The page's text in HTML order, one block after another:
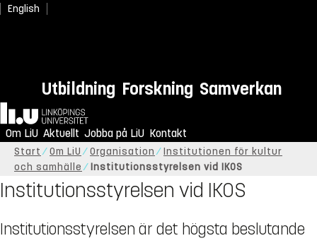
English
Utbildning Forskning Samverkan
Hem
Om LiU Aktuellt Jobba på LiU Kontakt
Start Om LiU Organisation
Institutionen för kultur
och samhälle
Institutionsstyrelsen vid IKOS
Institutionsstyrelsen vid IKOS
Institutionsstyrelsen är det högsta beslutande